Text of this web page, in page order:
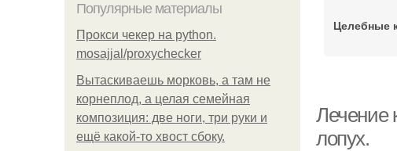
Популярные материалы
Прокси чекер на python.
mosajjal/proxychecker
Вытаскиваешь морковь, а там не
корнеплод, а целая семейная
композиция: две ноги, три руки и
ещё какой-то хвост сбоку.
Целебные
Лечение
лопух.